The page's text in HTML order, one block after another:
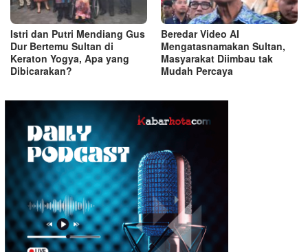
Istri dan Putri Mendiang Gus
Dur Bertemu Sultan di
Keraton Yogya, Apa yang
Dibicarakan?
Beredar Video AI
Mengatasnamakan Sultan,
Masyarakat Diimbau tak
Mudah Percaya